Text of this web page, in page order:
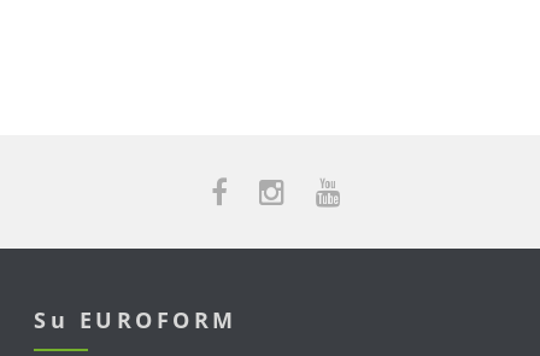
Su EUROFORM